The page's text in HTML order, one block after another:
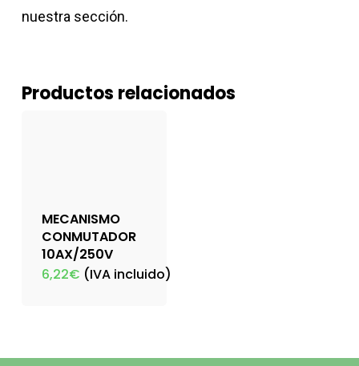
nuestra sección.
Productos relacionados
MECANISMO
CONMUTADOR
10AX/250V
6,22€ (IVA incluido)